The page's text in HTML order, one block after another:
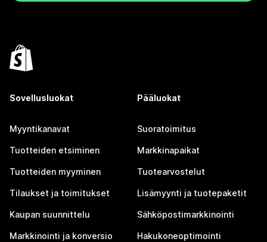
Sovellusluokat
Myyntikanavat
Tuotteiden etsiminen
Tuotteiden myyminen
Tilaukset ja toimitukset
Kaupan suunnittelu
Markkinointi ja konversio
Pääluokat
Suoratoimitus
Markkinapaikat
Tuotearvostelut
Lisämyynti ja tuotepaketit
Sähköpostimarkkinointi
Hakukoneoptimointi